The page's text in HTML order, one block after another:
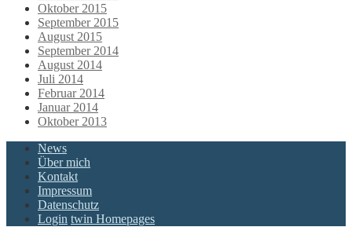
Oktober 2015
September 2015
August 2015
September 2014
August 2014
Juli 2014
Februar 2014
Januar 2014
Oktober 2013
News
Über mich
Kontakt
Impressum
Datenschutz
Login twin Homepages